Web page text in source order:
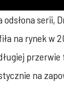
odsłona serii,
na rynek w
na